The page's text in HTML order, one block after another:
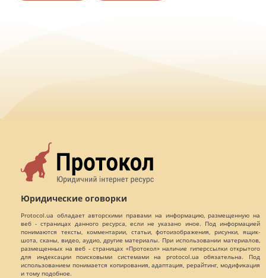
Юридические оговорки
Protocol.ua обладает авторскими правами на информацию, размещенную на
веб - страницах данного ресурса, если не указано иное. Под информацией
понимаются тексты, комментарии, статьи, фотоизображения, рисунки, ящик-
шота, сканы, видео, аудио, другие материалы. При использовании материалов,
размещенных на веб - страницах «Протокол» наличие гиперссылки открытого
для индексации поисковыми системами на protocol.ua обязательна. Под
использованием понимается копирования, адаптация, рерайтинг, модификация
и тому подобное.